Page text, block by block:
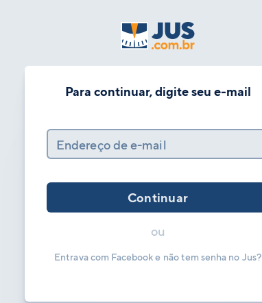
Para continuar, digite seu e-mail
Endereço de e-mail
Continuar
ou
Entrava com Facebook e não tem senha no Jus?